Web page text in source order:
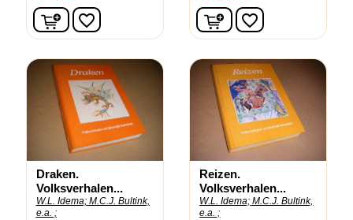
In winkelwagen
favorite_border In winkelwagen
favorite_border
Draken.
Volksverhalen...
W.L. Idema; M.C.J. Bultink,
e.a. ;
Reizen.
Volksverhalen...
W.L. Idema; M.C.J. Bultink,
e.a. ;